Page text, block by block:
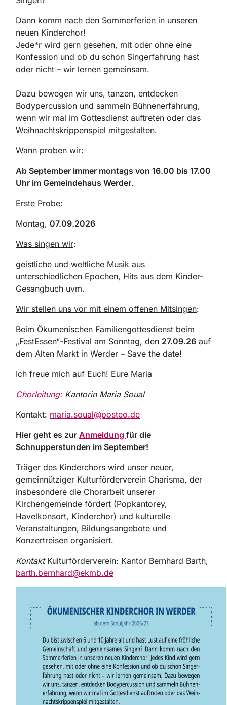
Dann komm nach den Sommerferien in unseren
neuen Kinderchor!
Jede*r wird gern gesehen, mit oder ohne eine
Konfession und ob du schon Singerfahrung hast
oder nicht – wir lernen gemeinsam.
Dazu bewegen wir uns, tanzen, entdecken
Bodypercussion und sammeln Bühnenerfahrung,
wenn wir mal im Gottesdienst auftreten oder das
Weihnachtskrippenspiel mitgestalten.
Wann proben wir:
Ab September immer montags von 16.00 bis 17.00
Uhr im Gemeindehaus Werder.
Erste Probe:
Montag, 07.09.2026
Was singen wir:
geistliche und weltliche Musik aus
unterschiedlichen Epochen, Hits aus dem Kinder-
Gesangbuch uvm.
Wir stellen uns vor mit einem offenen Mitsingen:
Beim Ökumenischen Familiengottesdienst beim
„FestEssen“-Festival am Sonntag, den 27.09.26 auf
dem Alten Markt in Werder – Save the date!
Ich freue mich auf Euch! Eure Maria
Chorleitung: Kantorin Maria Soual
Kontakt: maria.soual@posteo.de
Hier geht es zur Anmeldung für die
Schnupperstunden im September!
Träger des Kinderchors wird unser neuer,
gemeinnütziger Kulturförderverein Charisma, der
insbesondere die Chorarbeit unserer
Kirchengemeinde fördert (Popkantorey,
Havelkonsort, Kinderchor) und kulturelle
Veranstaltungen, Bildungsangebote und
Konzertreisen organisiert.
KontaktKulturförderverein: Kantor Bernhard Barth,
barth.bernhard@ekmb.de